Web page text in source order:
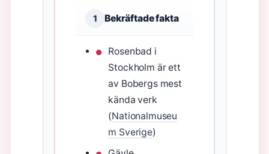
1 Bekräftade fakta
Rosenbad i
Stockholm är ett
av Bobergs mest
kända verk
(Nationalmuseu
m Sverige)